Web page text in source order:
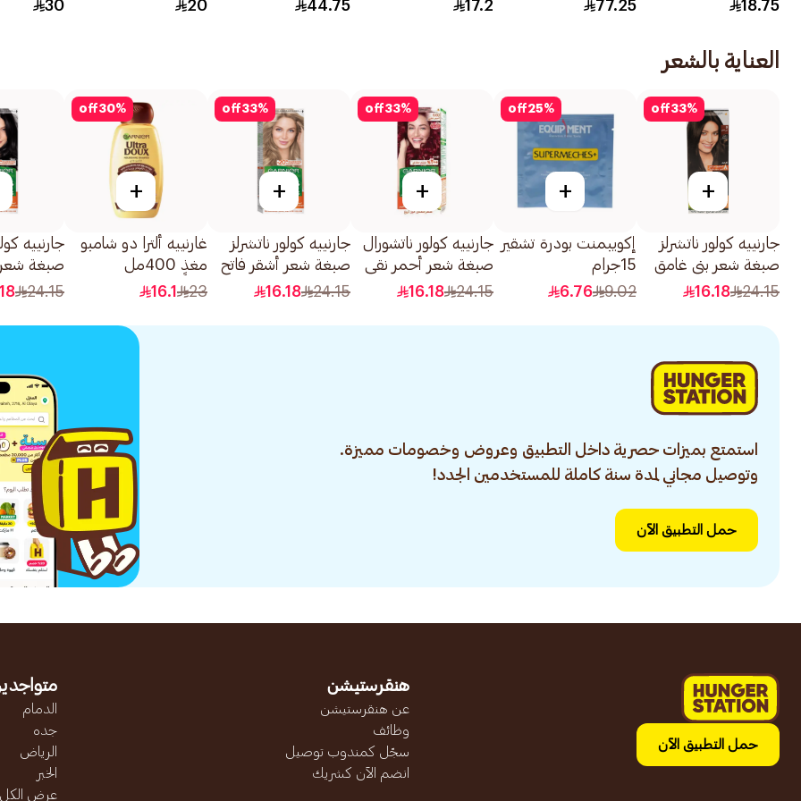
18.75
77.25
17.2
44.75
20
30
العناية بالشعر
33%
off
+
جارنييه كولور ناتشرلز
صبغة شعر بني غامق
رقم 3 1قطعة
24.15
16.18
25%
off
+
إكويبمنت بودرة تشقير
15جرام
9.02
6.76
33%
off
+
جارنييه كولور ناتشورال
صبغة شعر أحمر نقي
6.60 1قطعة
24.15
16.18
33%
off
+
جارنييه كولور ناتشرلز
صبغة شعر أشقر فاتح
رمادي رقم 8.1 1قطعة
24.15
16.18
30%
off
+
غارنييه ألترا دو شامبو
مغذٍ 400مل
23
16.1
جارنييه
صبغة
اسود رقم 0.1 1قطعة
24.15
استمتع بميزات حصرية داخل التطبيق وعروض وخصومات مميزة.
وتوصيل مجاني لمدة سنة كاملة للمستخدمين الجدد!
حمل التطبيق الآن
حمل التطبيق الآن
هنقرستيشن
عن هنقرستيشن
وظائف
سجّل كمندوب توصيل
انضم الآن كشريك
الدمام
جده
الرياض
الخبر
عرض